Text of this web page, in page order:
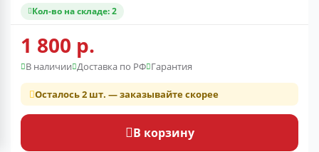
Кол-во на складе: 2
1 800 р.
В наличии Доставка по РФ Гарантия
Осталось 2 шт. — заказывайте скорее
В корзину